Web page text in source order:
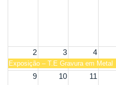
Exposição – T.E Gravura em Metal
2 3 4
9 10 11